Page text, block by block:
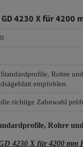
GD 4230 X für
Rohre
empfohlen.
richtige Zahnwahl
Rohre
4230 X für 4200 mm